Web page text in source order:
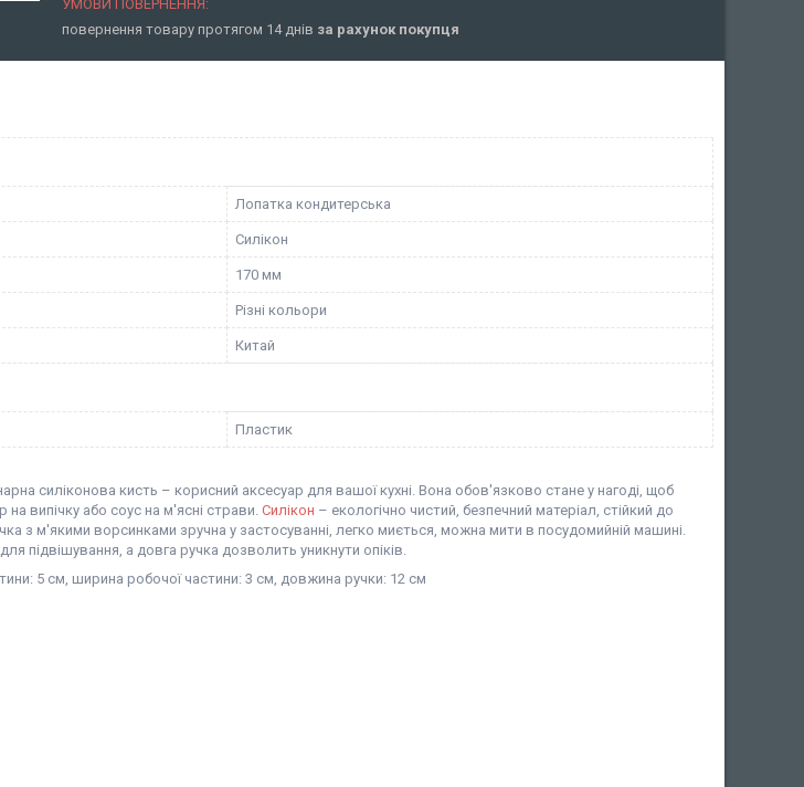
повернення товару протягом 14 днів за рахунок покупця
Лопатка кондитерська
Силікон
170 мм
Різні кольори
Китай
Пластик
силіконова кисть – корисний аксесуар для вашої кухні. Вона обов'язково стане у нагоді, щоб
випічку або соус на м'ясні страви. Силікон – екологічно чистий, безпечний матеріал, стійкий до
з м'якими ворсинками зручна у застосуванні, легко миється, можна мити в посудомийній машині.
підвішування, а довга ручка дозволить уникнути опіків.
5 см, ширина робочої частини: 3 см, довжина ручки: 12 см